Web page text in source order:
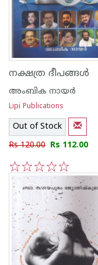
നക്ഷത്ര ദീപങ്ങള്‍
അംബിക നായര്‍
Lipi Publications
Out of Stock
Rs 120.00 Rs 112.00
5
3
1